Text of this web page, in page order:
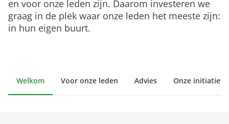
en voor onze leden zijn. Daarom investeren we
graag in de plek waar onze leden het meeste zijn:
in hun eigen buurt.
Welkom Voor onze leden Advies Onze